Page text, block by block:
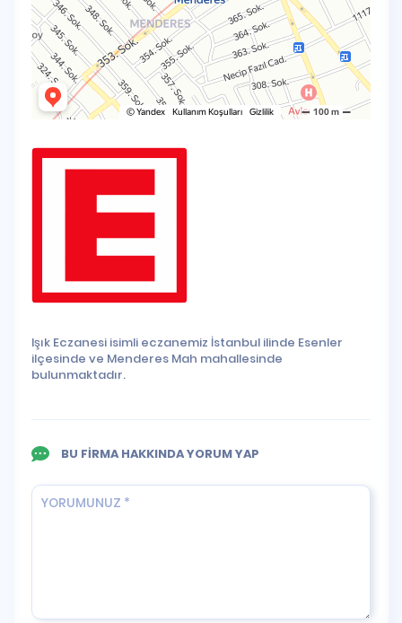
Işık Eczanesi isimli eczanemiz İstanbul ilinde Esenler
ilçesinde ve Menderes Mah mahallesinde
bulunmaktadır.
BU FİRMA HAKKINDA YORUM YAP